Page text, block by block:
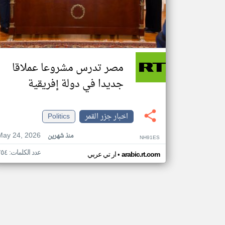
مصر تدرس مشروعا عملاقا
جديدا في دولة إفريقية
اخبار جزر القمر
Politics
24, 2026
منذ شهرين NH91ES
ار تي عربي• arabic.rt.com عدد الكلمات: ٢٥٤